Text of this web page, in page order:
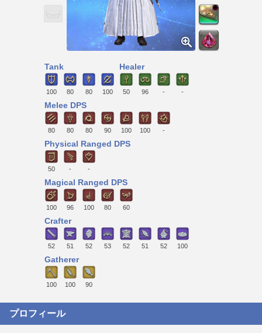
Tank
100 80 80 100
Healer
50 96 - -
Melee DPS
80 80 80 90 100 100 -
Physical Ranged DPS
50 - -
Magical Ranged DPS
100 96 100 80 60
Crafter
52 51 52 53 52 51 52 100
Gatherer
100 100 90
プロフィール